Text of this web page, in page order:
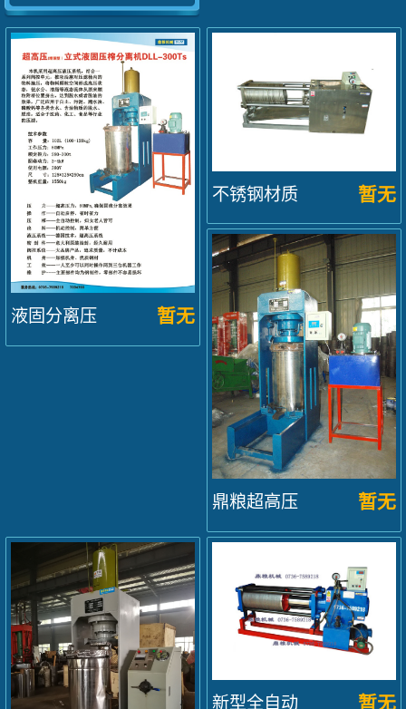
液固分离压 暂无
不锈钢材质
全自动卧
式...
暂无
鼎粮超高压
液压榨油
机...
暂无
新型全自动 暂无